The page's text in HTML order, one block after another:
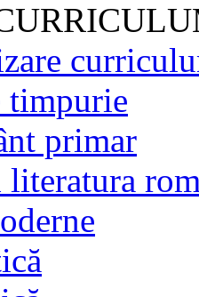
timpurie
primar